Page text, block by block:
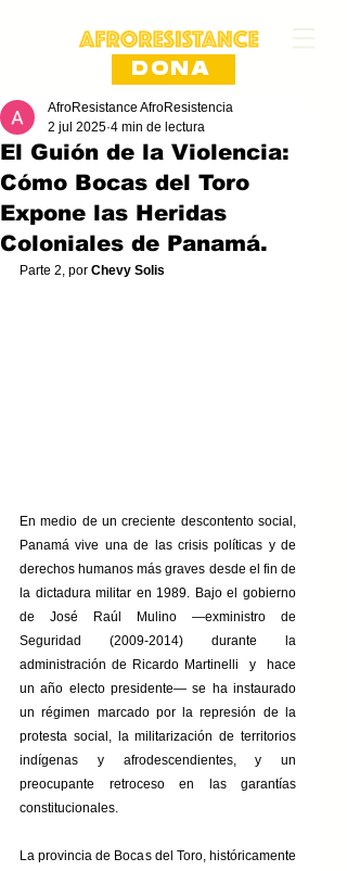
DONA
El Guión de la Violencia:
Cómo Bocas del Toro
Expone las Heridas
Coloniales de Panamá.
AfroResistance AfroResistencia
2 jul 2025 4 min de lectura
Parte 2, por Chevy Solis
En medio de un creciente descontento social,
Panamá vive una de las crisis políticas y de
derechos humanos más graves desde el fin de
la dictadura militar en 1989. Bajo el gobierno
de José Raúl Mulino —exministro de
Seguridad (2009-2014) durante la
administración de Ricardo Martinelli  y  hace
un año electo presidente— se ha instaurado
un régimen marcado por la represión de la
protesta social, la militarización de territorios
indígenas y afrodescendientes, y un
preocupante retroceso en las garantías
constitucionales.
La provincia de Bocas del Toro, históricamente